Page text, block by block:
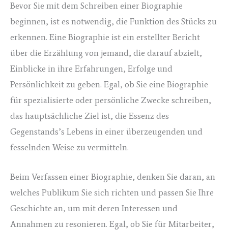
Bevor Sie mit dem Schreiben einer Biographie
beginnen, ist es notwendig, die Funktion des Stücks zu
erkennen. Eine Biographie ist ein erstellter Bericht
über die Erzählung von jemand, die darauf abzielt,
Einblicke in ihre Erfahrungen, Erfolge und
Persönlichkeit zu geben. Egal, ob Sie eine Biographie
für spezialisierte oder persönliche Zwecke schreiben,
das hauptsächliche Ziel ist, die Essenz des
Gegenstands’s Lebens in einer überzeugenden und
fesselnden Weise zu vermitteln.
Beim Verfassen einer Biographie, denken Sie daran, an
welches Publikum Sie sich richten und passen Sie Ihre
Geschichte an, um mit deren Interessen und
Annahmen zu resonieren. Egal, ob Sie für Mitarbeiter,